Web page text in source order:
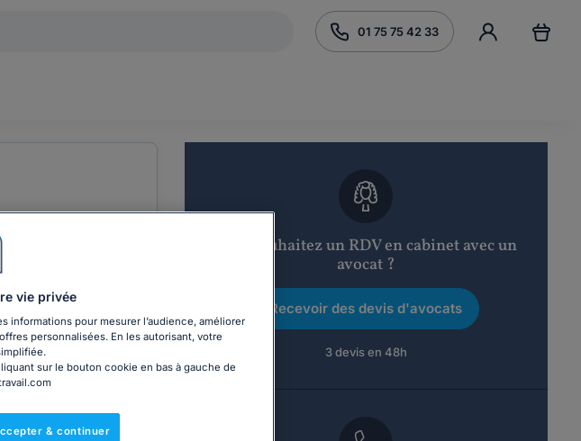
01 75 75 42 33
Vous souhaitez un RDV en cabinet avec un
avocat ?
Recevoir des devis d'avocats
3 devis en 48h
vie privée
informations pour mesurer l’audience, améliorer
personnalisées. En les autorisant, votre
sur le bouton cookie en bas à gauche de
& continuer